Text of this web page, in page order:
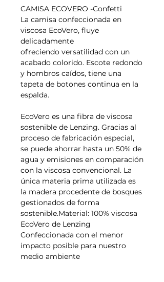
CAMISA ECOVERO -Confetti
La camisa confeccionada en
viscosa EcoVero, fluye
delicadamente
ofreciendo versatilidad con un
acabado colorido. Escote redondo
y hombros caídos, tiene una
tapeta de botones continua en la
espalda.
EcoVero es una fibra de viscosa
sostenible de Lenzing. Gracias al
proceso de fabricación especial,
se puede ahorrar hasta un 50% de
agua y emisiones en comparación
con la viscosa convencional. La
única materia prima utilizada es
la madera procedente de bosques
gestionados de forma
sostenible.Material: 100% viscosa
EcoVero de Lenzing
Confeccionada con el menor
impacto posible para nuestro
medio ambiente